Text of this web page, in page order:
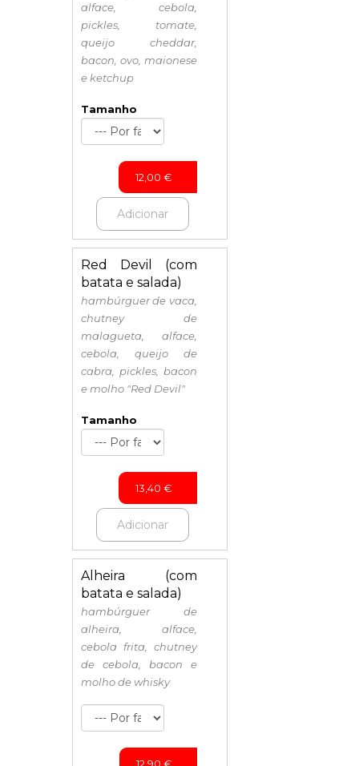
alface, cebola,
pickles, tomate,
queijo cheddar,
bacon, ovo, maionese
e ketchup
Tamanho
12,00 €
Adicionar
Red Devil (com
batata e salada)
hambúrguer de vaca,
chutney de
malagueta, alface,
cebola, queijo de
cabra, pickles, bacon
e molho "Red Devil"
Tamanho
13,40 €
Adicionar
Alheira (com
batata e salada)
hambúrguer de
alheira, alface,
cebola frita, chutney
de cebola, bacon e
molho de whisky